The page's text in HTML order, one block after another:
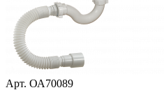
Арт. ОА70089